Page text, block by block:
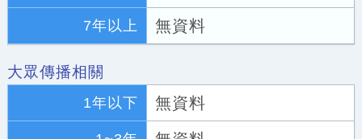
7年以上 無資料
大眾傳播相關
1年以下 無資料